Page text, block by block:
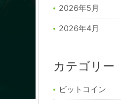
2026年5月
2026年4月
カテゴリー
ビットコイン